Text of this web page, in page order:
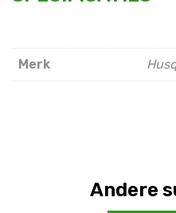
Merk
Andere